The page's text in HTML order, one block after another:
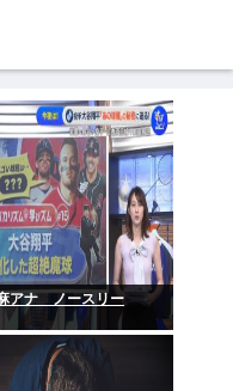
アナ ノースリー